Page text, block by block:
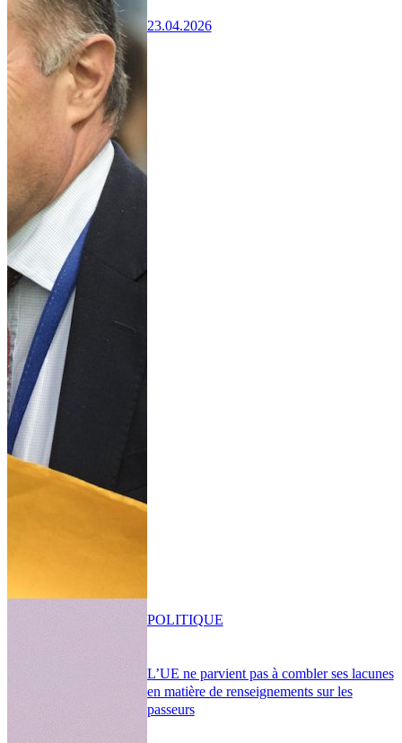
23.04.2026
L’UE ne parvient pas à combler ses lacunes
en matière de renseignements sur les
passeurs
POLITIQUE